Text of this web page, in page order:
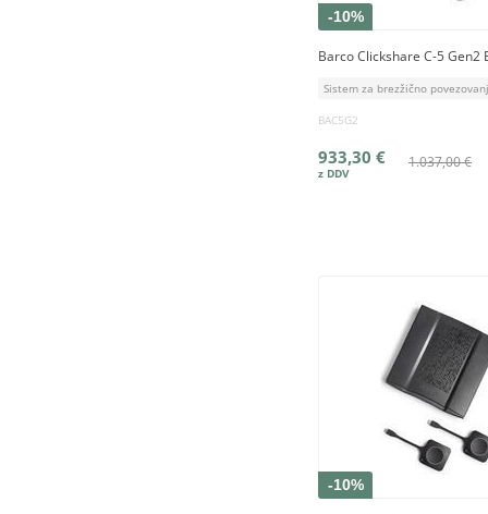
-10%
Barco Clickshare C-5 Gen2
Sistem za brezžično
BAC5G2
1.037,00 €
933,30 €
-10%